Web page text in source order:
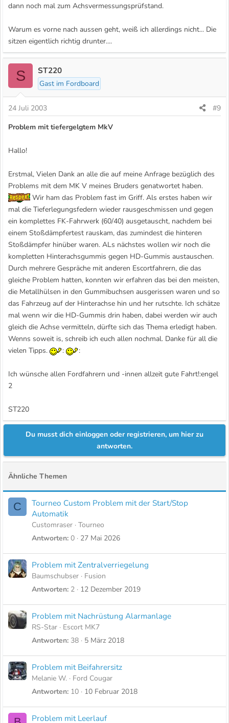
dann noch mal zum Achsvermessungsprüfstand.
Warum es vorne nach aussen geht, weiß ich allerdings nicht... Die
sitzen eigentlich richtig drunter....
S ST220
Gast im Fordboard
24 Juli 2003
#9
Problem mit tiefergelgtem MkV
Hallo!
Erstmal, Vielen Dank an alle die auf meine Anfrage bezüglich des
Problems mit dem MK V meines Bruders genatwortet haben.
Wir ham das Problem fast im Griff. Als erstes haben wir
mal die Tieferlegungsfedern wieder rausgeschmissen und gegen
ein komplettes FK-Fahrwerk (60/40) ausgetauscht, nachdem bei
einem Stoßdämpfertest rauskam, das zumindest die hinteren
Stoßdämpfer hinüber waren. ALs nächstes wollen wir noch die
kompletten Hinterachsgummis gegen HD-Gummis austauschen.
Durch mehrere Gespräche mit anderen Escortfahrern, die das
gleiche Problem hatten, konnten wir erfahren das bei den meisten,
die Metallhülsen in den Gummibuchsen ausgerissen waren und so
das Fahrzeug auf der Hinterachse hin und her rutschte. Ich schätze
mal wenn wir die HD-Gummis drin haben, dabei werden wir auch
gleich die Achse vermitteln, dürfte sich das Thema erledigt haben.
Wenns soweit is, schreib ich euch allen nochmal. Danke für all die
vielen Tipps.
: :
Ich wünsche allen Fordfahrern und -innen allzeit gute Fahrt!:engel
2
ST220
Du musst dich einloggen oder registrieren, um hier zu
antworten.
Ähnliche Themen
C
Tourneo Custom Problem mit der Start/Stop
Automatik
Customraser Tourneo
Antworten 0 27 Mai 2026
Problem mit Zentralverriegelung
Baumschubser
Fusion
Antworten 2 12 Dezember 2019
Problem mit Nachrüstung Alarmanlage
RS-Star
Escort MK7
Antworten 38 5 März 2018
Problem mit Beifahrersitz
Melanie W.
Ford Cougar
Antworten 10 10 Februar 2018
Problem mit Leerlauf